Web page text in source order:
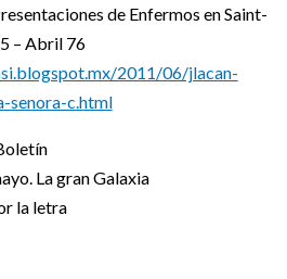
de Enfermos en Saint-
– Abril 76
2011/06/jlacan-
senora-c.html
la letra